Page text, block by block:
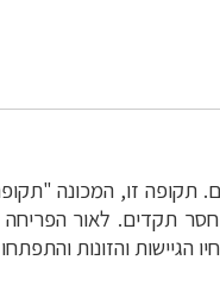
המאה ה-17 תקופה ארוכה של
ושגשוג כלכלי חסר תקדים.
הגיישות והזונות